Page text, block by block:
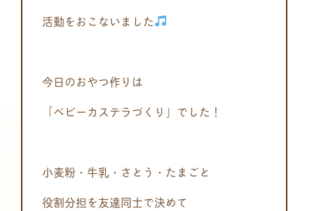
活動をおこないました
今日のおやつ作りは
「ベビーカステラづくり」でした！
小麦粉・牛乳・さとう・たまごと
役割分担を友達同士で決めて